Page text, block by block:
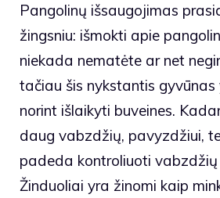
Pangolinų išsaugojimas
žingsniu: išmokti apie
niekada nematėte ar net
tačiau šis nykstantis
norint išlaikyti buveines.
daug vabzdžių, pavyzdžiui,
padeda kontroliuoti
Žinduoliai yra žinomi kaip